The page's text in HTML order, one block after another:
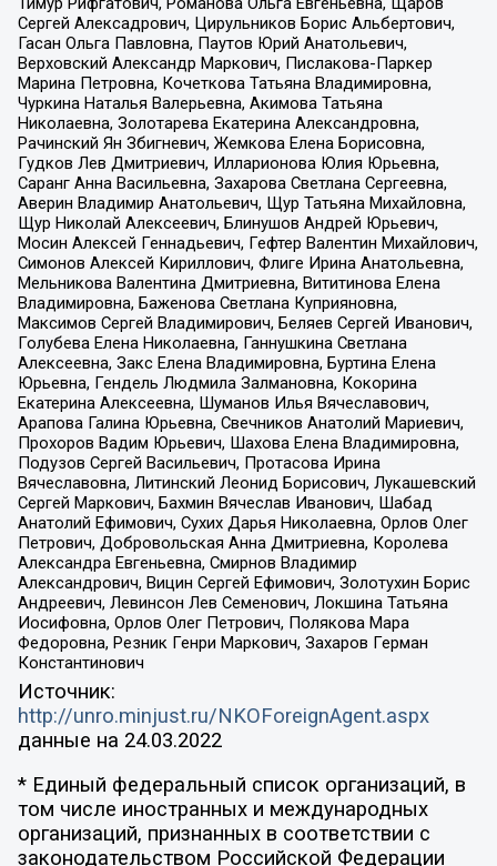
Сергей Алексадрович, Цирульников Борис Альбертович,
Гасан Ольга Павловна, Паутов Юрий Анатольевич,
Верховский Александр Маркович, Пислакова-Паркер
Марина Петровна, Кочеткова Татьяна Владимировна,
Чуркина Наталья Валерьевна, Акимова Татьяна
Николаевна, Золотарева Екатерина Александровна,
Рачинский Ян Збигневич, Жемкова Елена Борисовна,
Гудков Лев Дмитриевич, Илларионова Юлия Юрьевна,
Саранг Анна Васильевна, Захарова Светлана Сергеевна,
Аверин Владимир Анатольевич, Щур Татьяна Михайловна,
Щур Николай Алексеевич, Блинушов Андрей Юрьевич,
Мосин Алексей Геннадьевич, Гефтер Валентин Михайлович,
Симонов Алексей Кириллович, Флиге Ирина Анатольевна,
Мельникова Валентина Дмитриевна, Вититинова Елена
Владимировна, Баженова Светлана Куприяновна,
Максимов Сергей Владимирович, Беляев Сергей Иванович,
Голубева Елена Николаевна, Ганнушкина Светлана
Алексеевна, Закс Елена Владимировна, Буртина Елена
Юрьевна, Гендель Людмила Залмановна, Кокорина
Екатерина Алексеевна, Шуманов Илья Вячеславович,
Арапова Галина Юрьевна, Свечников Анатолий Мариевич,
Прохоров Вадим Юрьевич, Шахова Елена Владимировна,
Подузов Сергей Васильевич, Протасова Ирина
Вячеславовна, Литинский Леонид Борисович, Лукашевский
Сергей Маркович, Бахмин Вячеслав Иванович, Шабад
Анатолий Ефимович, Сухих Дарья Николаевна, Орлов Олег
Петрович, Добровольская Анна Дмитриевна, Королева
Александра Евгеньевна, Смирнов Владимир
Александрович, Вицин Сергей Ефимович, Золотухин Борис
Андреевич, Левинсон Лев Семенович, Локшина Татьяна
Иосифовна, Орлов Олег Петрович, Полякова Мара
Федоровна, Резник Генри Маркович, Захаров Герман
Константинович
Источник:
http://unro.minjust.ru/NKOForeignAgent.aspx
данные на 24.03.2022
* Единый федеральный список организаций, в
том числе иностранных и международных
организаций, признанных в соответствии с
законодательством Российской Федерации